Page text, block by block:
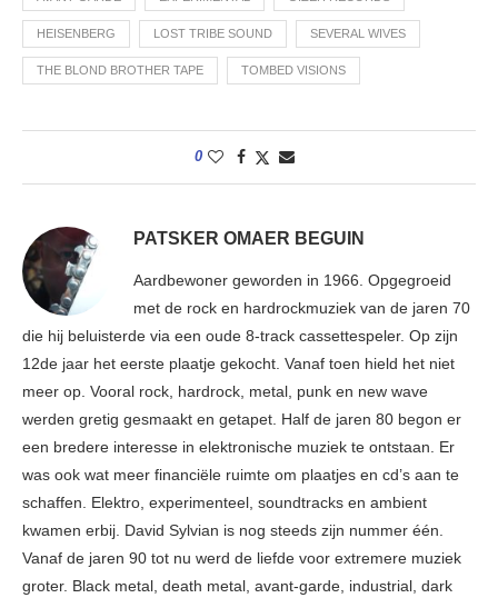
HEISENBERG LOST TRIBE SOUND SEVERAL WIVES
THE BLOND BROTHER TAPE TOMBED VISIONS
0
PATSKER OMAER BEGUIN
Aardbewoner geworden in 1966. Opgegroeid
met de rock en hardrockmuziek van de jaren 70
die hij beluisterde via een oude 8-track cassettespeler. Op zijn
12de jaar het eerste plaatje gekocht. Vanaf toen hield het niet
meer op. Vooral rock, hardrock, metal, punk en new wave
werden gretig gesmaakt en getapet. Half de jaren 80 begon er
een bredere interesse in elektronische muziek te ontstaan. Er
was ook wat meer financiële ruimte om plaatjes en cd’s aan te
schaffen. Elektro, experimenteel, soundtracks en ambient
kwamen erbij. David Sylvian is nog steeds zijn nummer één.
Vanaf de jaren 90 tot nu werd de liefde voor extremere muziek
groter. Black metal, death metal, avant-garde, industrial, dark